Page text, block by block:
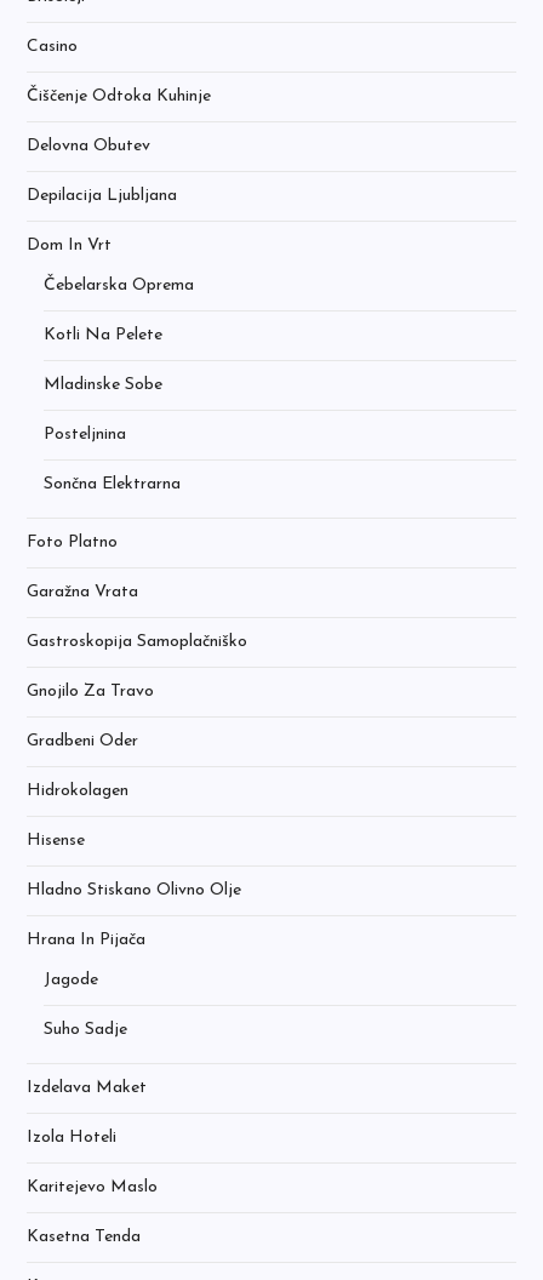
Casino
Čiščenje Odtoka Kuhinje
Delovna Obutev
Depilacija Ljubljana
Dom In Vrt
Čebelarska Oprema
Kotli Na Pelete
Mladinske Sobe
Posteljnina
Sončna Elektrarna
Foto Platno
Garažna Vrata
Gastroskopija Samoplačniško
Gnojilo Za Travo
Gradbeni Oder
Hidrokolagen
Hisense
Hladno Stiskano Olivno Olje
Hrana In Pijača
Jagode
Suho Sadje
Izdelava Maket
Izola Hoteli
Karitejevo Maslo
Kasetna Tenda